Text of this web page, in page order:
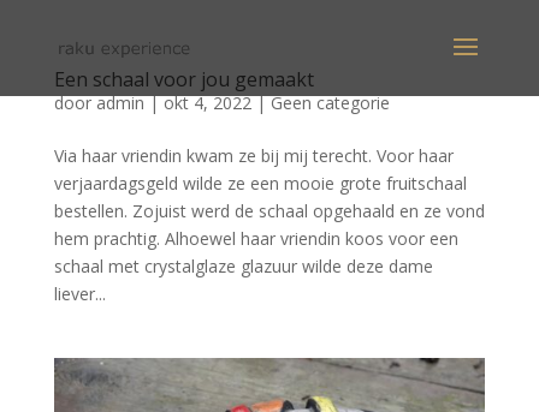
Een schaal voor jou gemaakt
dooradmin|okt 4, 2022|Geen categorie
Via haar vriendin kwam ze bij mij terecht. Voor haar
verjaardagsgeld wilde ze een mooie grote fruitschaal
bestellen. Zojuist werd de schaal opgehaald en ze vond
hem prachtig. Alhoewel haar vriendin koos voor een
schaal met crystalglaze glazuur wilde deze dame
liever...